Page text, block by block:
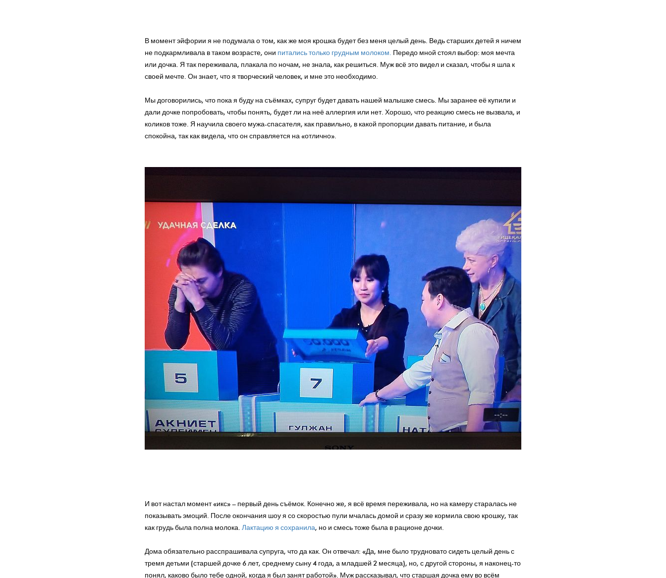
В момент эйфории я не подумала о том, как же моя крошка будет без меня целый день. Ведь старших детей я ничем
не подкармливала в таком возрасте, они питались только грудным молоком. Передо мной стоял выбор: моя мечта
или дочка. Я так переживала, плакала по ночам, не знала, как решиться. Муж всё это видел и сказал, чтобы я шла к
своей мечте. Он знает, что я творческий человек, и мне это необходимо.
Мы договорились, что пока я буду на съёмках, супруг будет давать нашей малышке смесь. Мы заранее её купили и
дали дочке попробовать, чтобы понять, будет ли на неё аллергия или нет. Хорошо, что реакцию смесь не вызвала, и
коликов тоже. Я научила своего мужа-спасателя, как правильно, в какой пропорции давать питание, и была
спокойна, так как видела, что он справляется на «отлично».
И вот настал момент «икс» – первый день съёмок. Конечно же, я всё время переживала, но на камеру старалась не
показывать эмоций. После окончания шоу я со скоростью пули мчалась домой и сразу же кормила свою крошку, так
как грудь была полна молока. Лактацию я сохранила, но и смесь тоже была в рационе дочки.
Дома обязательно расспрашивала супруга, что да как. Он отвечал: «Да, мне было трудновато сидеть целый день с
тремя детьми (старшей дочке 6 лет, среднему сыну 4 года, а младшей 2 месяца), но, с другой стороны, я наконец-то
понял, каково было тебе одной, когда я был занят работой». Муж рассказывал, что старшая дочка ему во всём